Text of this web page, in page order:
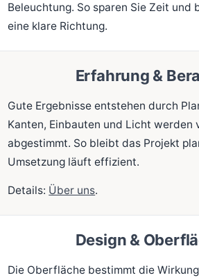
Beleuchtung. So sparen Sie Zeit und
eine klare Richtung.
Erfahrung &
Gute Ergebnisse entstehen durch
Kanten, Einbauten und Licht werden
abgestimmt. So bleibt das Projekt
Umsetzung läuft effizient.
Details: Über uns.
Design &
Die Oberfläche bestimmt die Wirkung